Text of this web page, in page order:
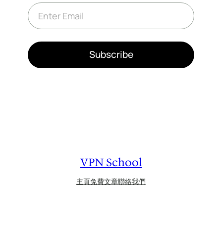
E
m
a
*
Subscribe
VPN School
主頁免費文章聯絡我們